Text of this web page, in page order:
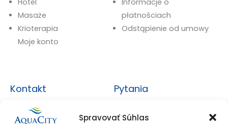
Spravovať Súhlas
Masaże
Krioterapia
Moje konto
płatnościach
Odstąpienie od umowy
Kontakt
+421 527 851 111
Pytania